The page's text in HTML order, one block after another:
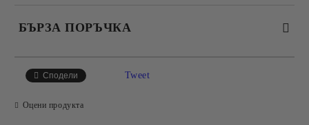
БЪРЗА ПОРЪЧКА
Сподели Tweet
Оцени продукта